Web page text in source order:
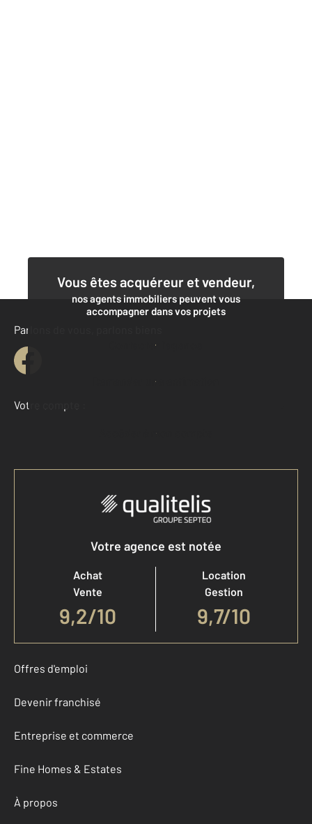
Vous êtes acquéreur et vendeur,
nos agents immobiliers peuvent vous
accompagner dans vos projets
Contacter l'agence
Demander une estimation
Parlons de vous, parlons biens
Votre compte :
Accéder à mon compte
Votre agence est notée
Achat
Vente
9,2/10
Location
Gestion
9,7/10
Offres d'emploi
Devenir franchisé
Entreprise et commerce
Fine Homes & Estates
À propos